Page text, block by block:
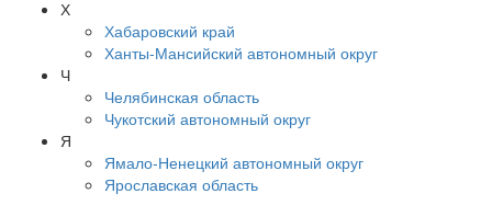
Х
Хабаровский край
Ханты-Мансийский автономный округ
Ч
Челябинская область
Чукотский автономный округ
Я
Ямало-Ненецкий автономный округ
Ярославская область